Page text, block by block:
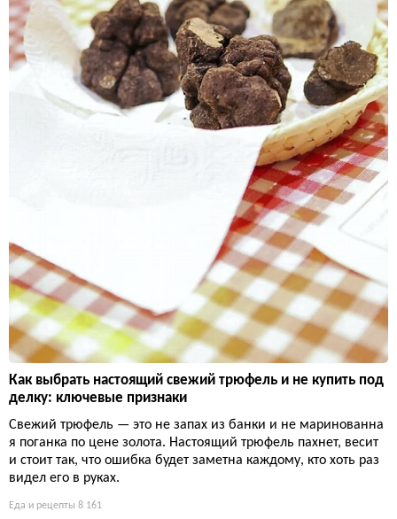
Как выбрать настоящий свежий трюфель и не купить под
делку: ключевые признаки
Свежий трюфель — это не запах из банки и не маринованна
я поганка по цене золота. Настоящий трюфель пахнет, весит
и стоит так, что ошибка будет заметна каждому, кто хоть раз
видел его в руках.
Еда и рецепты 8 161